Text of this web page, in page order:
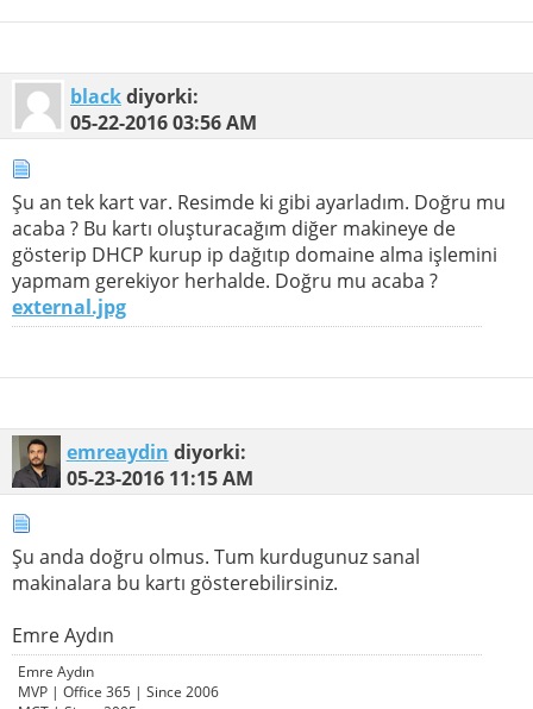
blackdiyorki:
05-22-201603:56 AM
Şu an tek kart var. Resimde ki gibi ayarladım. Doğru mu
acaba ? Bu kartı oluşturacağım diğer makineye de
gösterip DHCP kurup ip dağıtıp domaine alma işlemini
yapmam gerekiyor herhalde. Doğru mu acaba ?
external.jpg
emreaydin diyorki:
05-23-2016 11:15 AM
Şu anda doğru olmus. Tum kurdugunuz sanal
makinalara bu kartı gösterebilirsiniz.
Emre Aydın
Emre Aydın
MVP | Office 365 | Since 2006